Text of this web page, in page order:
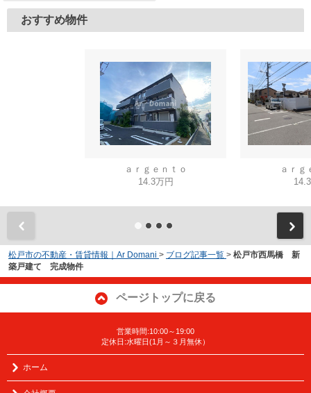
おすすめ物件
ａｒｇｅｎｔｏ
14.3万円
ａｒｇ
松戸市の不動産・賃貸情報｜Ar Domani > ブログ記事一覧 > 松戸市西馬橋 新
築戸建て 完成物件
ページトップに戻る
営業時間:10:00～19:00
定休日:水曜日(1月～３月無休）
ホーム